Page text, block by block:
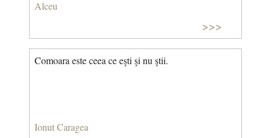
Alceu
>>>
Comoara este ceea ce eşti şi nu ştii.
Ionut Caragea